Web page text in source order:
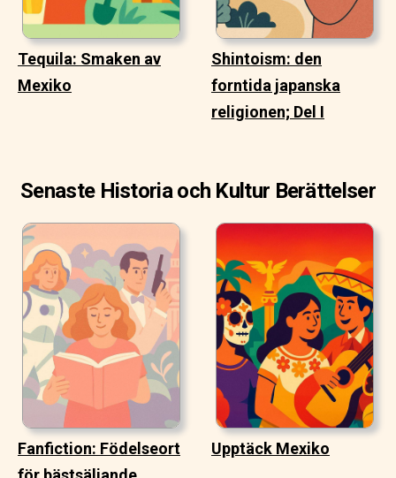
Tequila: Smaken av
Mexiko
Shintoism: den
forntida japanska
religionen; Del I
Senaste Historia och Kultur Berättelser
Fanfiction: Födelseort
Upptäck Mexiko